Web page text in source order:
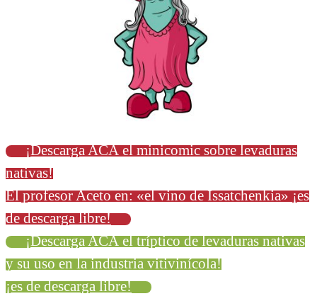
¡Descarga ACÁ el minicomic sobre levaduras
nativas!
El profesor Aceto en: «el vino de Issatchenkia» ¡es
de descarga libre!
¡Descarga ACÁ el tríptico de levaduras nativas
y su uso en la industria vitivinícola!
¡es de descarga libre!